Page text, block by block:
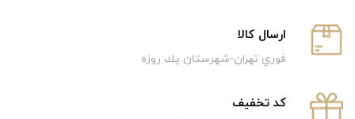
ارسال كالا
فوري تهران-شهرستان يك روزه
كد تخفيف